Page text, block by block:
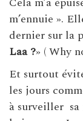
m’ennuie ».
dernier sur la
Laa ?» ( Why
Et surtout
les jours
à surveiller